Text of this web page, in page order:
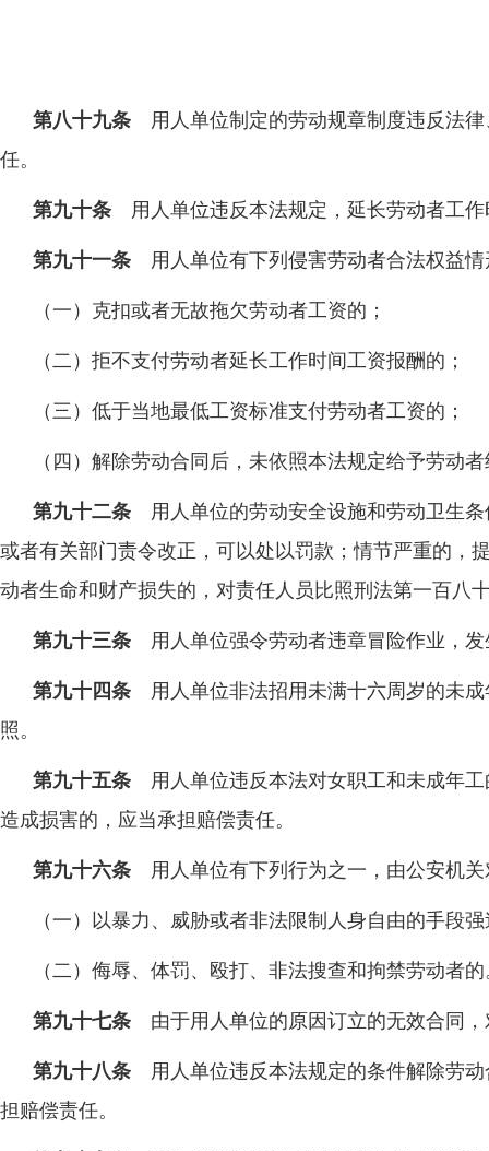
第八十九条 用人单位制定的劳动规章制度违反法
任。
第九十条 用人单位违反本法规定，延长劳动者工
第九十一条 用人单位有下列侵害劳动者合法权益
（一）克扣或者无故拖欠劳动者工资的；
（二）拒不支付劳动者延长工作时间工资报酬的；
（三）低于当地最低工资标准支付劳动者工资的；
（四）解除劳动合同后，未依照本法规定给予劳动
第九十二条 用人单位的劳动安全设施和劳动卫生
或者有关部门责令改正，可以处以罚款；情节严重的，
动者生命和财产损失的，对责任人员比照刑法第一百八
第九十三条 用人单位强令劳动者违章冒险作业，
第九十四条 用人单位非法招用未满十六周岁的未
照。
第九十五条 用人单位违反本法对女职工和未成年
造成损害的，应当承担赔偿责任。
第九十六条 用人单位有下列行为之一，由公安机
（一）以暴力、威胁或者非法限制人身自由的手段
（二）侮辱、体罚、殴打、非法搜查和拘禁劳动者的
第九十七条 由于用人单位的原因订立的无效合同
第九十八条 用人单位违反本法规定的条件解除劳
担赔偿责任。